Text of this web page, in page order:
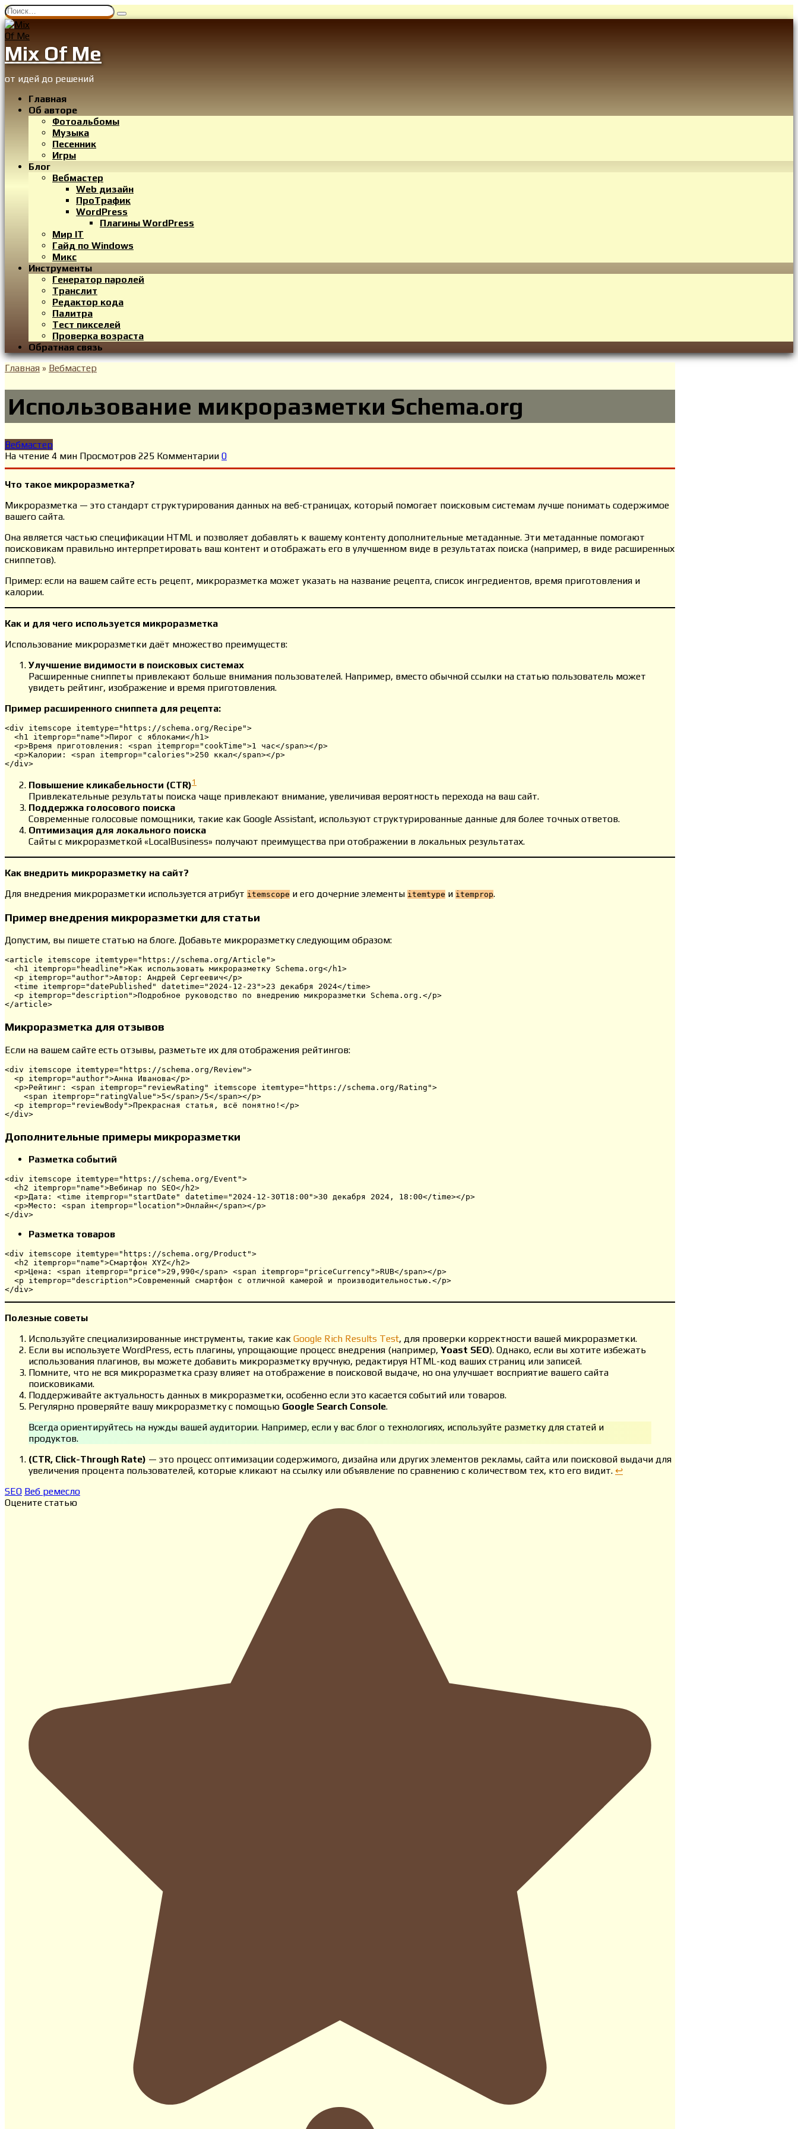
Перейти
к
содержанию
Search
for:
Mix Of Me
от идей до решений
Главная
Об авторе
Фотоальбомы
Музыка
Песенник
Игры
Блог
Вебмастер
Web дизайн
ПроТрафик
WordPress
Плагины WordPress
Мир IT
Гайд по Windows
Микс
Инструменты
Генератор паролей
Транслит
Редактор кода
Палитра
Тест пикселей
Проверка возраста
Обратная связь
Главная » Вебмастер
Использование микроразметки Schema.org
Вебмастер
На чтение 4 мин Просмотров 225 Комментарии 0
Что такое микроразметка?
Микроразметка — это стандарт структурирования данных на веб-страницах, который помогает поисковым системам лучше понимать содержимое
вашего сайта.
Она является частью спецификации HTML и позволяет добавлять к вашему контенту дополнительные метаданные. Эти метаданные помогают
поисковикам правильно интерпретировать ваш контент и отображать его в улучшенном виде в результатах поиска (например, в виде расширенных
сниппетов).
Пример: если на вашем сайте есть рецепт, микроразметка может указать на название рецепта, список ингредиентов, время приготовления и
калории.
Как и для чего используется микроразметка
Использование микроразметки даёт множество преимуществ:
Улучшение видимости в поисковых системах
Расширенные сниппеты привлекают больше внимания пользователей. Например, вместо обычной ссылки на статью пользователь может
увидеть рейтинг, изображение и время приготовления.
Пример расширенного сниппета для рецепта:
<div itemscope itemtype="https://schema.org/Recipe">
  <h1 itemprop="name">Пирог с яблоками</h1>
  <p>Время приготовления: <span itemprop="cookTime">1 час</span></p>
  <p>Калории: <span itemprop="calories">250 ккал</span></p>
</div>
Повышение кликабельности (CTR)1
Привлекательные результаты поиска чаще привлекают внимание, увеличивая вероятность перехода на ваш сайт.
Поддержка голосового поиска
Современные голосовые помощники, такие как Google Assistant, используют структурированные данные для более точных ответов.
Оптимизация для локального поиска
Сайты с микроразметкой «LocalBusiness» получают преимущества при отображении в локальных результатах.
Как внедрить микроразметку на сайт?
Для внедрения микроразметки используется атрибут itemscope и его дочерние элементы itemtype и itemprop.
Пример внедрения микроразметки для статьи
Допустим, вы пишете статью на блоге. Добавьте микроразметку следующим образом:
<article itemscope itemtype="https://schema.org/Article">
  <h1 itemprop="headline">Как использовать микроразметку Schema.org</h1>
  <p itemprop="author">Автор: Андрей Сергеевич</p>
  <time itemprop="datePublished" datetime="2024-12-23">23 декабря 2024</time>
  <p itemprop="description">Подробное руководство по внедрению микроразметки Schema.org.</p>
</article>
Микроразметка для отзывов
Если на вашем сайте есть отзывы, разметьте их для отображения рейтингов:
<div itemscope itemtype="https://schema.org/Review">
  <p itemprop="author">Анна Иванова</p>
  <p>Рейтинг: <span itemprop="reviewRating" itemscope itemtype="https://schema.org/Rating">
    <span itemprop="ratingValue">5</span>/5</span></p>
  <p itemprop="reviewBody">Прекрасная статья, всё понятно!</p>
</div>
Дополнительные примеры микроразметки
Разметка событий
<div itemscope itemtype="https://schema.org/Event">
  <h2 itemprop="name">Вебинар по SEO</h2>
  <p>Дата: <time itemprop="startDate" datetime="2024-12-30T18:00">30 декабря 2024, 18:00</time></p>
  <p>Место: <span itemprop="location">Онлайн</span></p>
</div>
Разметка товаров
<div itemscope itemtype="https://schema.org/Product">
  <h2 itemprop="name">Смартфон XYZ</h2>
  <p>Цена: <span itemprop="price">29,990</span> <span itemprop="priceCurrency">RUB</span></p>
  <p itemprop="description">Современный смартфон с отличной камерой и производительностью.</p>
</div>
Полезные советы
Используйте специализированные инструменты, такие как Google Rich Results Test, для проверки корректности вашей микроразметки.
Если вы используете WordPress, есть плагины, упрощающие процесс внедрения (например, Yoast SEO). Однако, если вы хотите избежать
использования плагинов, вы можете добавить микроразметку вручную, редактируя HTML-код ваших страниц или записей.
Помните, что не вся микроразметка сразу влияет на отображение в поисковой выдаче, но она улучшает восприятие вашего сайта
поисковиками.
Поддерживайте актуальность данных в микроразметки, особенно если это касается событий или товаров.
Регулярно проверяйте вашу микроразметку с помощью Google Search Console.
Всегда ориентируйтесь на нужды вашей аудитории. Например, если у вас блог о технологиях, используйте разметку для статей и
продуктов.
(CTR, Click-Through Rate) — это процесс оптимизации содержимого, дизайна или других элементов рекламы, сайта или поисковой выдачи для
увеличения процента пользователей, которые кликают на ссылку или объявление по сравнению с количеством тех, кто его видит. ↩︎
SEO Веб ремесло
Оцените статью